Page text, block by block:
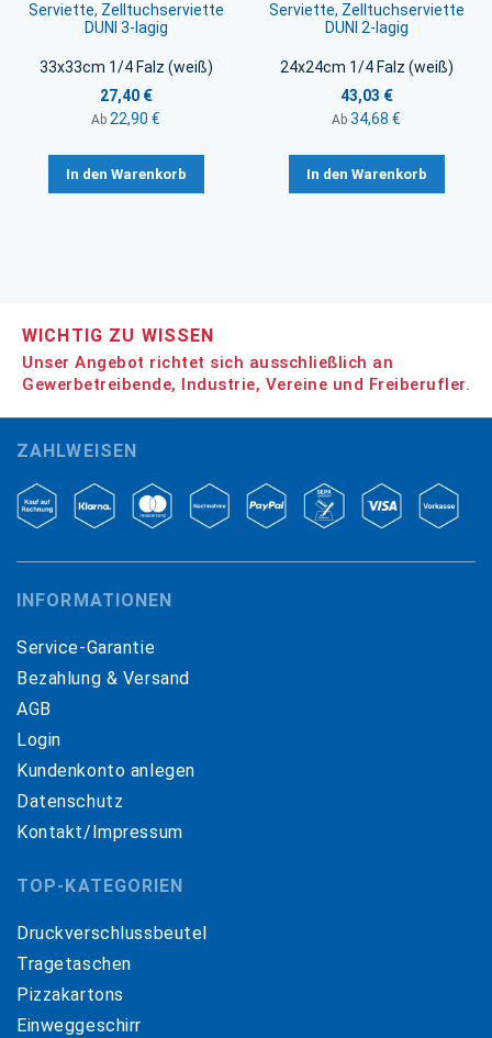
Serviette, Zelltuchserviette
DUNI 3-lagig
33x33cm 1/4 Falz (weiß)
27,40 €
Ab 22,90 €
In den Warenkorb
Serviette, Zelltuchserviette
DUNI 2-lagig
24x24cm 1/4 Falz (weiß)
43,03 €
Ab 34,68 €
In den Warenkorb
WICHTIG ZU WISSEN
Unser Angebot richtet sich ausschließlich an
Gewerbetreibende, Industrie, Vereine und Freiberufler.
ZAHLWEISEN
INFORMATIONEN
Service-Garantie
Bezahlung & Versand
AGB
Login
Kundenkonto anlegen
Datenschutz
Kontakt/Impressum
TOP-KATEGORIEN
Druckverschlussbeutel
Tragetaschen
Pizzakartons
Einweggeschirr